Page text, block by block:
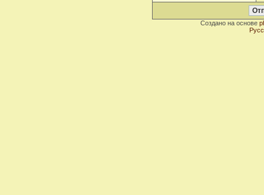
Создано на основе